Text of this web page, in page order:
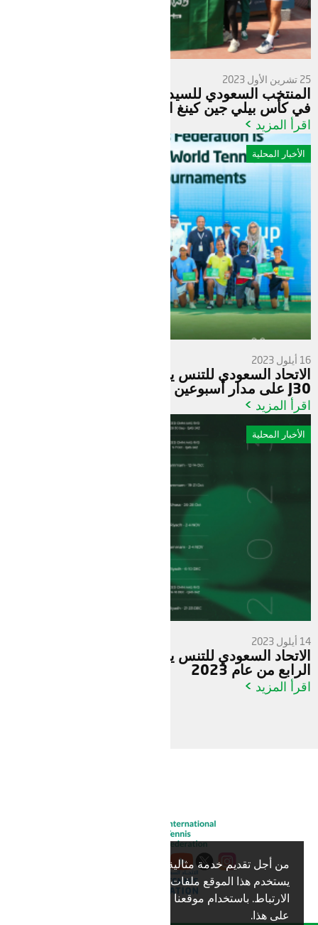
من أجل تقديم خدمة مثالية لك،
يستخدم هذا الموقع ملفات تعريف
الارتباط. باستخدام موقعنا فإنك توافق
على هذا.
25 تشرين الأول 2023
المنتخب السعودي للسيدات يحتل المركز السادس
في كأس بيلي جين كينغ الدولية
اقرأ المزيد >
الأخبار المحلية
16 أيلول 2023
J30 على مدار أسبوعين
اقرأ المزيد >
الأخبار المحلية
14 أيلول 2023
الاتحاد السعودي للتنس يعلن عن تقويم بطولات الربع
الرابع من عام 2023
اقرأ المزيد >